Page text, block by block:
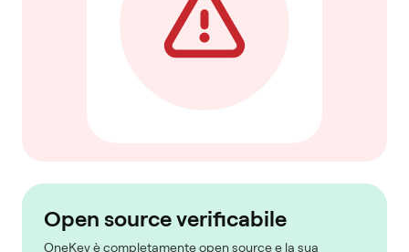
Open source verificabile
OneKey è completamente open source e la sua